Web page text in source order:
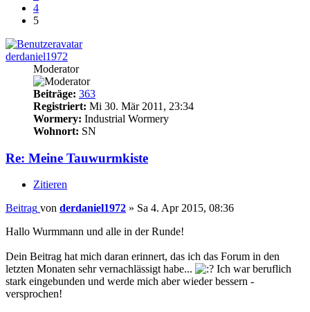
4
5
derdaniel1972
Moderator
Beiträge: 363
Registriert: Mi 30. Mär 2011, 23:34
Wormery: Industrial Wormery
Wohnort: SN
Re: Meine Tauwurmkiste
Zitieren
Beitrag von derdaniel1972 » Sa 4. Apr 2015, 08:36
Hallo Wurmmann und alle in der Runde!
Dein Beitrag hat mich daran erinnert, das ich das Forum in den
letzten Monaten sehr vernachlässigt habe...
Ich war beruflich
stark eingebunden und werde mich aber wieder bessern -
versprochen!